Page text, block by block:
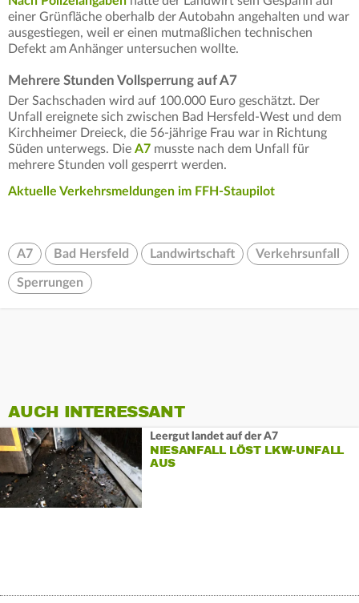
einer Grünfläche oberhalb der Autobahn angehalten und war
ausgestiegen, weil er einen mutmaßlichen technischen
Defekt am Anhänger untersuchen wollte.
Mehrere Stunden Vollsperrung auf A7
Der Sachschaden wird auf 100.000 Euro geschätzt. Der
Unfall ereignete sich zwischen Bad Hersfeld-West und dem
Kirchheimer Dreieck, die 56-jährige Frau war in Richtung
Süden unterwegs. Die A7 musste nach dem Unfall für
mehrere Stunden voll gesperrt werden.
Aktuelle Verkehrsmeldungen im FFH-Staupilot
A7 Bad Hersfeld Landwirtschaft Verkehrsunfall
Sperrungen
AUCH INTERESSANT
Leergut landet auf der A7
NIESANFALL LÖST LKW-UNFALL
AUS